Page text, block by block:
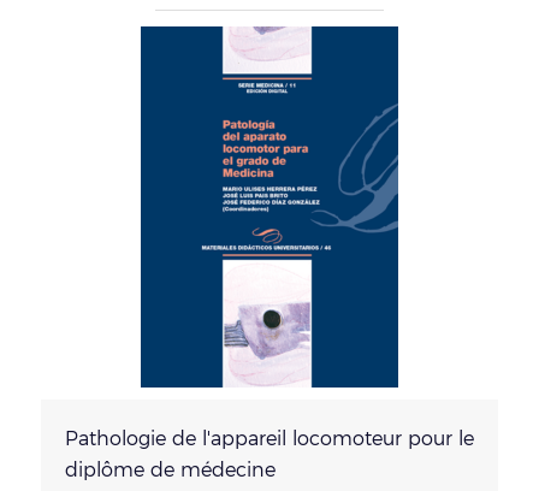
Pathologie de l'appareil locomoteur pour le
diplôme de médecine